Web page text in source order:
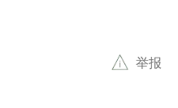
举报